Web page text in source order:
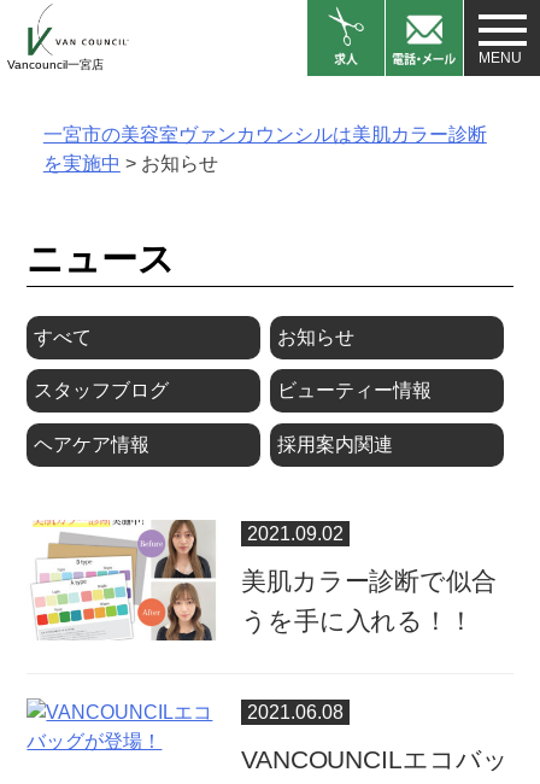
content
Vancouncil一宮店
一宮市の美容室ヴァンカウンシルは美肌カラー診断
を実施中 > お知らせ
ニュース
すべて お知らせ
スタッフブログ ビューティー情報
ヘアケア情報 採用案内関連
2021.09.02
美肌カラー診断で似合
うを手に入れる！！
2021.06.08
VANCOUNCILエコバッ